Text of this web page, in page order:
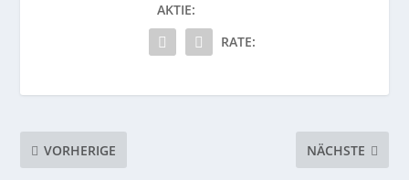
AKTIE:
RATE:
VORHERIGE NÄCHSTE